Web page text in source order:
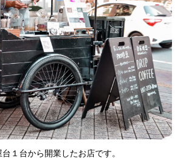
１台から開業したお店です。